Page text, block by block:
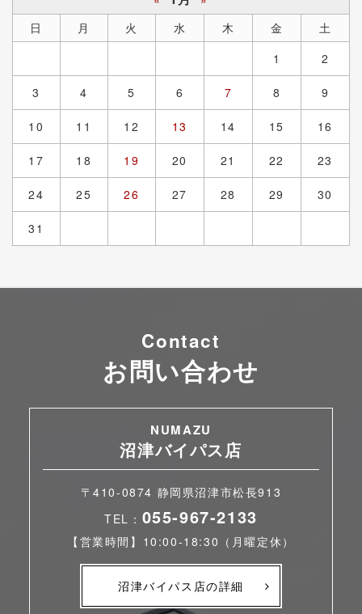
日
月 火 水 木 金
土
1
2
3 4 5 6 7 8 9
10 11 12 13 14 15 16
17 18 19 20 21 22 23
24 25 26 27 28 29 30
31
Contact
お問い合わせ
NUMAZU
沼津バイパス店
〒410-0874 静岡県沼津市松長913
TEL： 055-967-2133
【営業時間】10:00-18:30（月曜定休）
沼津バイパス店の詳細